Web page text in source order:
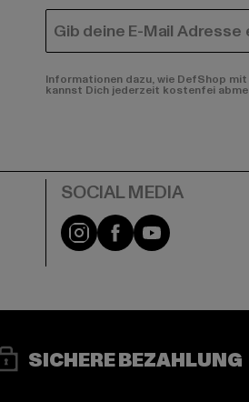
E-MAIL
Informationen dazu, wie DefShop
kannst Dich jederzeit kostenfei
Instagram
FacebookYouTube
SICHERE BEZAHLUNG